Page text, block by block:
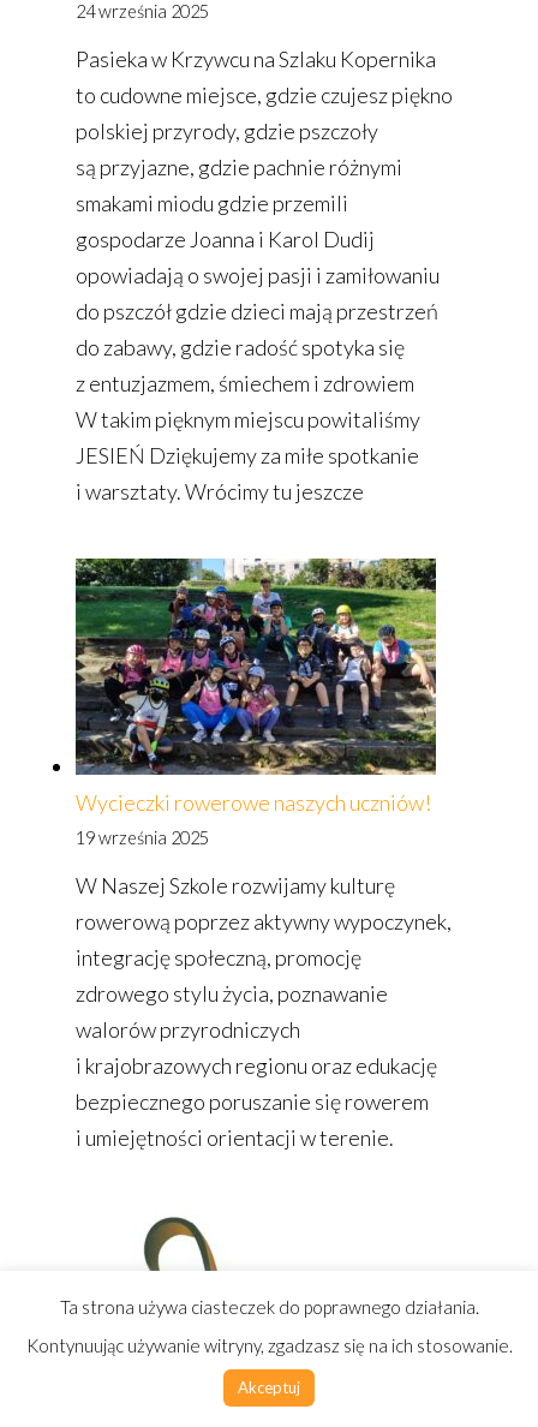
24 września 2025
Pasieka w Krzywcu na Szlaku Kopernika
to cudowne miejsce, gdzie czujesz piękno
polskiej przyrody, gdzie pszczoły
są przyjazne, gdzie pachnie różnymi
smakami miodu gdzie przemili
gospodarze Joanna i Karol Dudij
opowiadają o swojej pasji i zamiłowaniu
do pszczół gdzie dzieci mają przestrzeń
do zabawy, gdzie radość spotyka się
z entuzjazmem, śmiechem i zdrowiem
W takim pięknym miejscu powitaliśmy
JESIEŃ Dziękujemy za miłe spotkanie
i warsztaty. Wrócimy tu jeszcze
Wycieczki rowerowe naszych uczniów!
19 września 2025
W Naszej Szkole rozwijamy kulturę
rowerową poprzez aktywny wypoczynek,
integrację społeczną, promocję
zdrowego stylu życia, poznawanie
walorów przyrodniczych
i krajobrazowych regionu oraz edukację
bezpiecznego poruszanie się rowerem
i umiejętności orientacji w terenie.
Ta strona używa ciasteczek do poprawnego działania.
Kontynuując używanie witryny, zgadzasz się na ich stosowanie.
Akceptuj